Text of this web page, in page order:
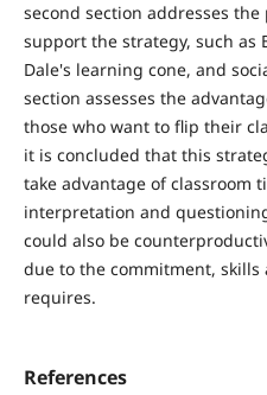
second section addresses
support the strategy, such as
Dale's learning cone, and
section assesses the
those who want to flip their
it is concluded that this
take advantage of classroom
interpretation and
could also be
due to the commitment,
requires.
References